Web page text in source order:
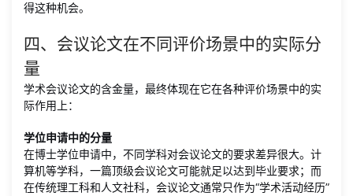
得这种机会。
四、会议论文在不同评价场景中的实际分
量
学术会议论文的含金量，最终体现在它在各种评价场景中的实
际作用上：
学位申请中的分量
在博士学位申请中，不同学科对会议论文的要求差异很大。计
算机等学科，一篇顶级会议论文可能就足以达到毕业要求；而
在传统理工科和人文社科，会议论文通常只作为“学术活动经历”